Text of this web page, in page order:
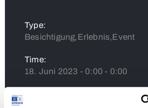
Type:
Besichtigung,Erlebnis,Event
Time:
18. Juni 2023 - 0:00 - 0:00
Aree archeologiche e siti culturali